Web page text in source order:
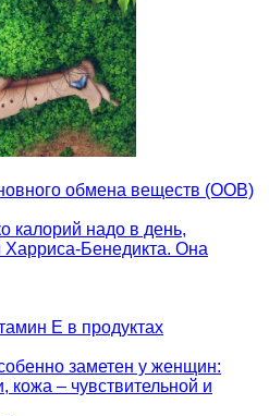
обмена веществ (ООВ)
калорий надо в день,
Бенедикта. Она
Е в продуктах
заметен у женщин:
кожа – чувствительной и